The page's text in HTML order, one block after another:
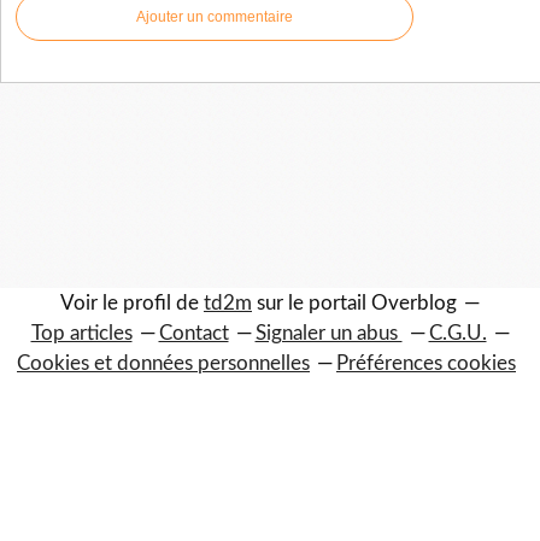
Ajouter un commentaire
Voir le profil de td2m sur le portail Overblog
Top articles
Contact Signaler un abus
C.G.U.
Cookies et données personnelles
Préférences cookies